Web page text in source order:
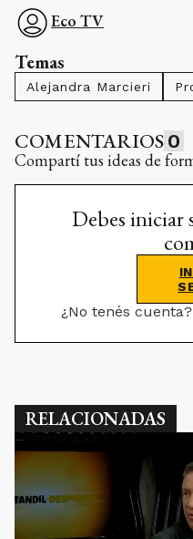
Eco TV
Temas
Alejandra Marcieri
COMENTARIOS 0
Compartí tus ideas de
Debes iniciar
¿No tenés cuenta?
RELACIONADAS